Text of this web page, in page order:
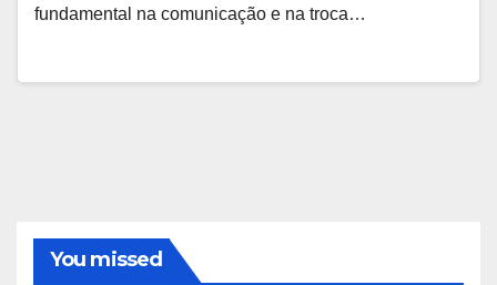
fundamental na comunicação e na troca…
You missed